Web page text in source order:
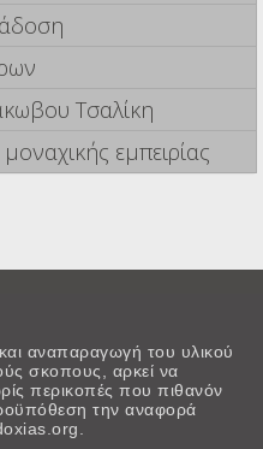
Τσαλίκη
εμπειρίας
αναπαραγωγή του υλικού
σκοπους, αρκεί να
περικοπές που πιθανόν
την αναφορά